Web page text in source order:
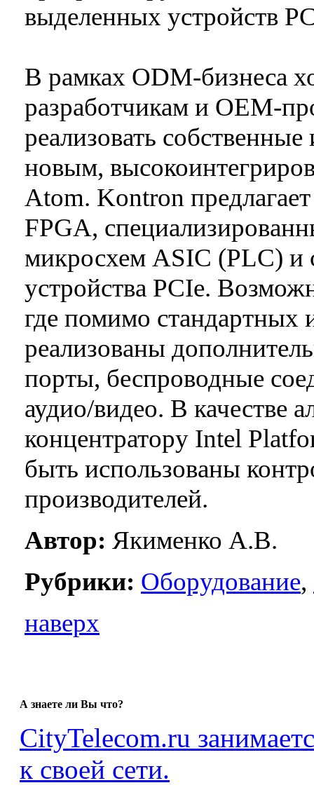
выделенных устройств
В рамках ODM-бизнеса
разработчикам и OEM-
реализовать
новым,
Atom. Kontron
FPGA,
микросхем ASIC (PLC) и
устройства PCIe.
где помимо стандартных
реализованы
порты, беспроводные
аудио/видео. В качестве
концентратору Intel
быть использованы
производителей.
Автор: Якименко А.В.
Рубрики: Оборудование,
наверх
А знаете ли Вы что?
CityTelecom.ru
к своей сети.